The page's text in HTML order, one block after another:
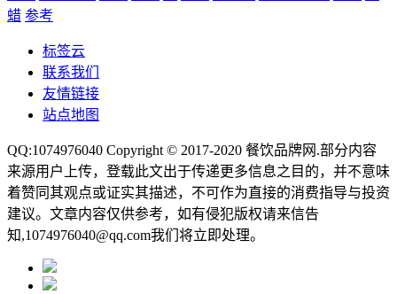
蜡 参考
标签云
联系我们
友情链接
站点地图
QQ:1074976040 Copyright © 2017-2020 餐饮品牌网 .部分内容
来源用户上传，登载此文出于传递更多信息之目的，并不意味
着赞同其观点或证实其描述，不可作为直接的消费指导与投资
建议。文章内容仅供参考，如有侵犯版权请来信告
知,1074976040@qq.com我们将立即处理。